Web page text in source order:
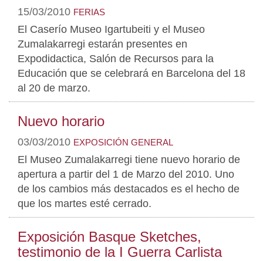
15/03/2010 FERIAS
El Caserío Museo Igartubeiti y el Museo
Zumalakarregi estarán presentes en
Expodidactica, Salón de Recursos para la
Educación que se celebrará en Barcelona del 18
al 20 de marzo.
Nuevo horario
03/03/2010 EXPOSICIÓN GENERAL
El Museo Zumalakarregi tiene nuevo horario de
apertura a partir del 1 de Marzo del 2010. Uno
de los cambios más destacados es el hecho de
que los martes esté cerrado.
Exposición Basque Sketches,
testimonio de la I Guerra Carlista